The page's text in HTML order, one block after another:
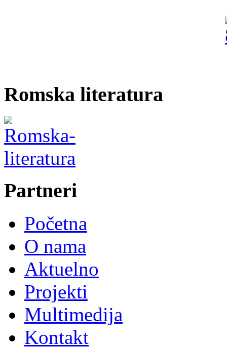
Romska literatura
Partneri
Početna
O nama
Aktuelno
Projekti
Multimedija
Kontakt